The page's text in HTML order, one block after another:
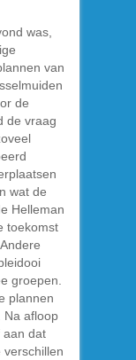
was,
van
de
de vraag
wat de
Helleman
toekomst
groepen.
plannen
Na afloop
aan dat